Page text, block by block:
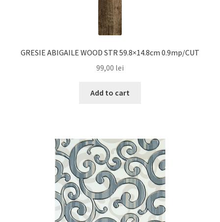
GRESIE ABIGAILE WOOD STR 59.8×14.8cm 0.9mp/CUT
99,00 lei
Add to cart